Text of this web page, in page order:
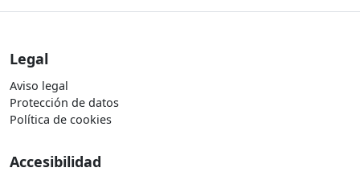
Legal
Aviso legal
Protección de datos
Política de cookies
Accesibilidad